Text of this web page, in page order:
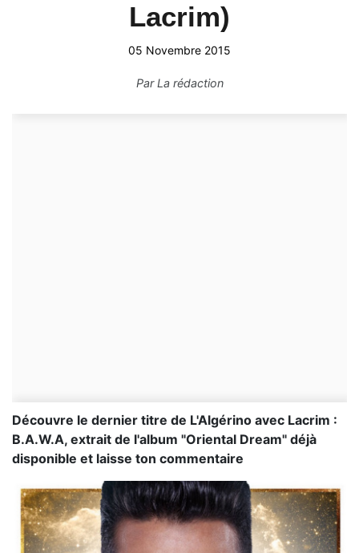
Lacrim)
05 Novembre 2015
ParLa rédaction
Découvre le dernier titre de L'Algérino avec Lacrim :
B.A.W.A, extrait de l'album "Oriental Dream" déjà
disponible et laisse ton commentaire